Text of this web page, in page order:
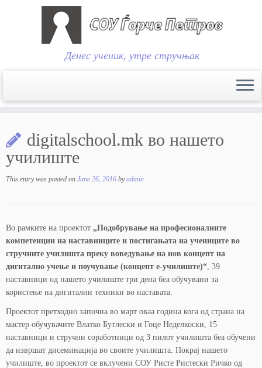
content
Денес ученик, утре стручњак
digitalschool.mk во нашето
училиште
This entry was posted on June 26, 2016 byadmin
Во рамките на проектот „Подобрување на професионалните
компетенции на наставниците и постигањата на учениците во
стручните училишта преку воведување на нов концепт на
дигитално учење и поучување (концепт е-училиште)“, 39
наставници од нашето училиште три дена беа обучувани за
користење на дигитални техники во наставата.
Проектот претходно започна во март оваа година кога од страна на
мастер обучувачите Влатко Бутлески и Гоце Неделкоски, 15
наставници и стручни соработници од 3 пилот училишта беа обучени
да извршат дисеминација во своите училишта. Покрај нашето
училиште, во проектот се вклучени СОУ Ристе Ристески Ричко од